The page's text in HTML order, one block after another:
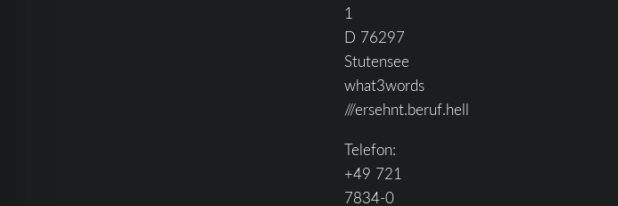
1
D 76297
Stutensee
what3words
///ersehnt.beruf.hell
Telefon:
+49 721
7834-0